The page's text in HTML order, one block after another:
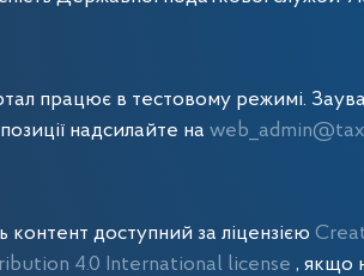
працює в тестовому режимі.
надсилайте на
контент доступний за ліцензією
4.0 International license , якщо